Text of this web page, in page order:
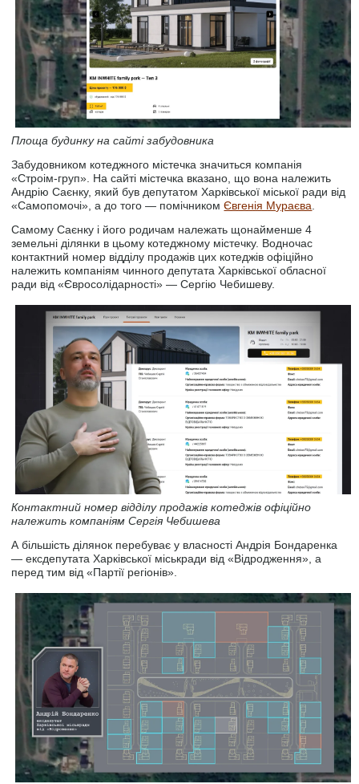
Площа будинку на сайті забудовника
Забудовником котеджного містечка значиться компанія
«Строім-груп». На сайті містечка вказано, що вона належить
Андрію Саєнку, який був депутатом Харківської міської ради від
«Самопомочі», а до того — помічникомЄвгенія Мураєва
Самому Саєнку і його родичам належать щонайменше 4
земельні ділянки в цьому котеджному містечку. Водночас
контактний номер відділу продажів цих котеджів офіційно
належить компаніям чинного депутата Харківської обласної
ради від «Євросолідарності» — Сергію Чебишеву.
Контактний номер відділу продажів котеджів офіційно
належить компаніям Сергія Чебишева
А більшість ділянок перебуває у власності Андрія Бондаренка
— ексдепутата Харківської міськради від «Відродження», а
перед тим від «Партії регіонів».